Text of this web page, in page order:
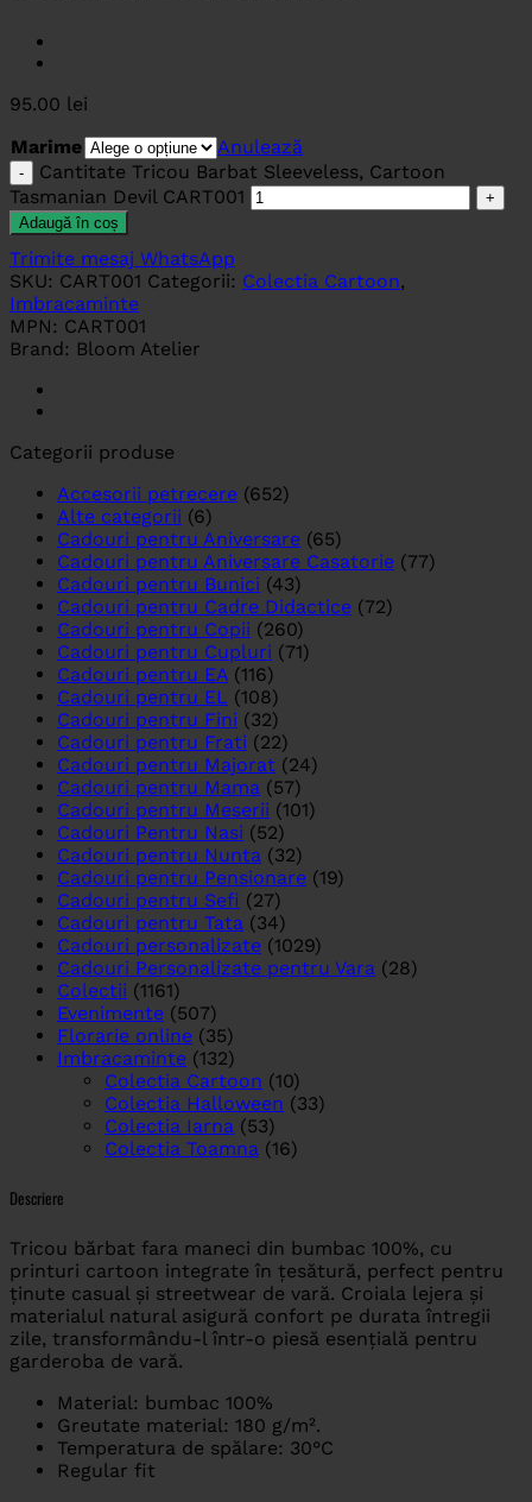
95.00 lei
Marime
Anulează
Cantitate Tricou Barbat Sleeveless, Cartoon
Tasmanian Devil CART001
Adaugă în coș
Trimite mesaj WhatsApp
SKU: CART001 Categorii: Colectia Cartoon,
Imbracaminte
MPN: CART001
Brand: Bloom Atelier
Categorii produse
Accesorii petrecere (652)
Alte categorii (6)
Cadouri pentru Aniversare (65)
Cadouri pentru Aniversare Casatorie (77)
Cadouri pentru Bunici (43)
Cadouri pentru Cadre Didactice (72)
Cadouri pentru Copii (260)
Cadouri pentru Cupluri (71)
Cadouri pentru EA (116)
Cadouri pentru EL (108)
Cadouri pentru Fini (32)
Cadouri pentru Frati (22)
Cadouri pentru Majorat (24)
Cadouri pentru Mama (57)
Cadouri pentru Meserii (101)
Cadouri Pentru Nasi (52)
Cadouri pentru Nunta (32)
Cadouri pentru Pensionare (19)
Cadouri pentru Sefi (27)
Cadouri pentru Tata (34)
Cadouri personalizate (1029)
Cadouri Personalizate pentru Vara (28)
Colectii (1161)
Evenimente (507)
Florarie online (35)
Imbracaminte (132)
Colectia Cartoon (10)
Colectia Halloween (33)
Colectia Iarna (53)
Colectia Toamna (16)
Descriere
Tricou bărbat fara maneci din bumbac 100%, cu
printuri cartoon integrate în țesătură, perfect pentru
ținute casual și streetwear de vară. Croiala lejera și
materialul natural asigură confort pe durata întregii
zile, transformându-l într-o piesă esențială pentru
garderoba de vară.
Material: bumbac 100%
Greutate material: 180 g/m².
Temperatura de spălare: 30°C
Regular fit